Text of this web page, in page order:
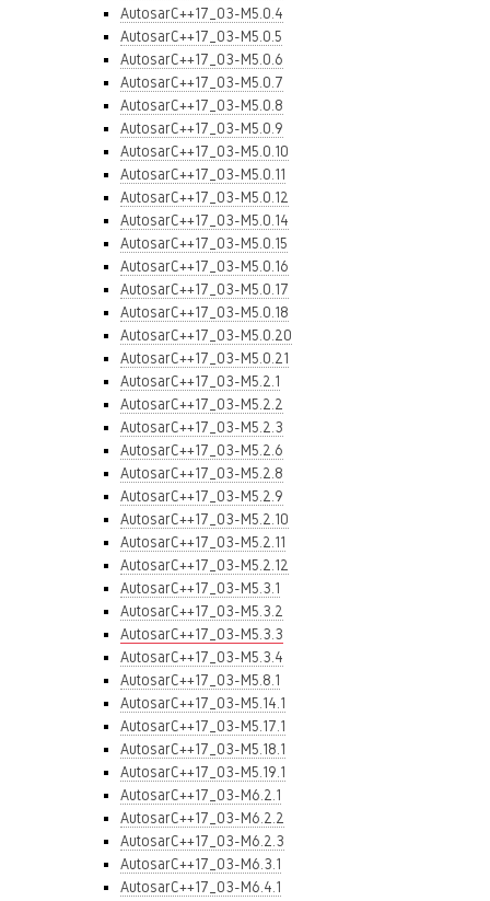
AutosarC++17_03-M5.0.4
AutosarC++17_03-M5.0.5
AutosarC++17_03-M5.0.6
AutosarC++17_03-M5.0.7
AutosarC++17_03-M5.0.8
AutosarC++17_03-M5.0.9
AutosarC++17_03-M5.0.10
AutosarC++17_03-M5.0.11
AutosarC++17_03-M5.0.12
AutosarC++17_03-M5.0.14
AutosarC++17_03-M5.0.15
AutosarC++17_03-M5.0.16
AutosarC++17_03-M5.0.17
AutosarC++17_03-M5.0.18
AutosarC++17_03-M5.0.20
AutosarC++17_03-M5.0.21
AutosarC++17_03-M5.2.1
AutosarC++17_03-M5.2.2
AutosarC++17_03-M5.2.3
AutosarC++17_03-M5.2.6
AutosarC++17_03-M5.2.8
AutosarC++17_03-M5.2.9
AutosarC++17_03-M5.2.10
AutosarC++17_03-M5.2.11
AutosarC++17_03-M5.2.12
AutosarC++17_03-M5.3.1
AutosarC++17_03-M5.3.2
AutosarC++17_03-M5.3.3
AutosarC++17_03-M5.3.4
AutosarC++17_03-M5.8.1
AutosarC++17_03-M5.14.1
AutosarC++17_03-M5.17.1
AutosarC++17_03-M5.18.1
AutosarC++17_03-M5.19.1
AutosarC++17_03-M6.2.1
AutosarC++17_03-M6.2.2
AutosarC++17_03-M6.2.3
AutosarC++17_03-M6.3.1
AutosarC++17_03-M6.4.1